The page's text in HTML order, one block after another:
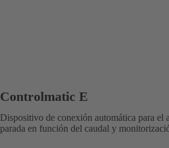
Controlmatic E
Dispositivo de conexión automática para el
parada en función del caudal y